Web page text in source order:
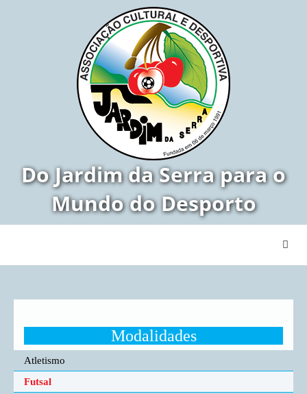
Do Jardim da Serra para o
Mundo do Desporto
Modalidades
Atletismo
Futsal